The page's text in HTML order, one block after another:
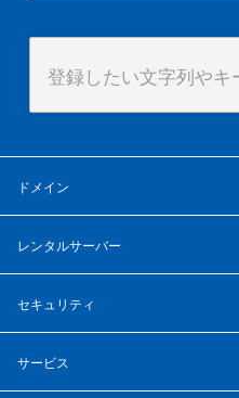
ドメイン
レンタルサーバー
セキュリティ
サービス